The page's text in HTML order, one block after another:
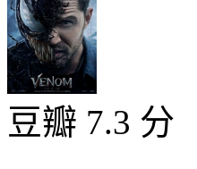
豆瓣 7.3 分